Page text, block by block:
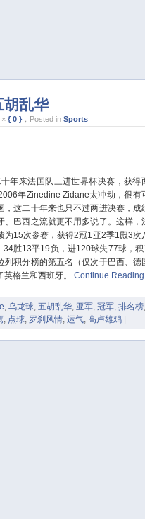
胡乱华
×{ 0 } ，Posted inSports
来法国队三进世界杯决赛，获得
年Zinedine Zidane太冲动，很有
，这二十年来也只不过两进决赛，成
、巴西之流就更不用多说了。这样，
为15次参赛，获得2冠1亚2季1殿3次
34胜13平19负，进120球失77球，
列积分榜的第五名（仅次于巴西、德
格兰和西班牙。
Continue
,乌龙球,五胡乱华, 亚军,冠军,排名榜
, 点球, 罗刹风情,运气,高卢雄鸡